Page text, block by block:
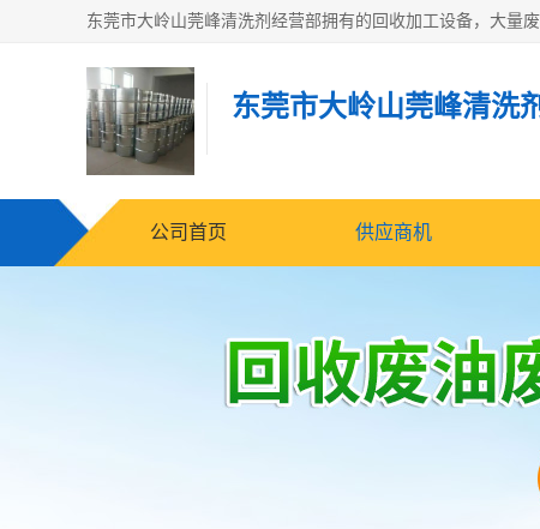
东莞市大岭山莞峰清洗
公司首页 供应商机